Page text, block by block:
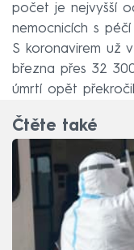
počet je nejvyšší
nemocnicích s
S koronavirem už
března přes 32
úmrtí opět
Čtěte také